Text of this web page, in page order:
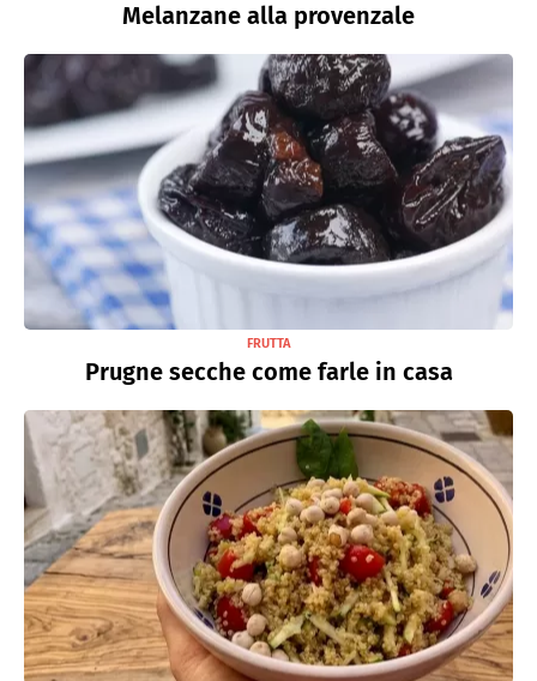
Melanzane alla provenzale
FRUTTA
Prugne secche come farle in casa